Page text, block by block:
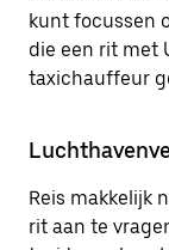
kunt focussen
die een rit met
taxichauffeur
Reis makkelijk
rit aan te